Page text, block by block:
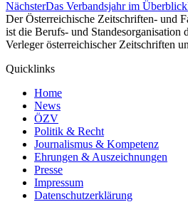
NächsterDas Verbandsjahr im Überblick
Der Österreichische Zeitschriften- und
ist die Berufs- und Standesorganisation
Verleger österreichischer Zeitschriften
Quicklinks
Home
News
ÖZV
Politik & Recht
Journalismus & Kompetenz
Ehrungen & Auszeichnungen
Presse
Impressum
Datenschutzerklärung